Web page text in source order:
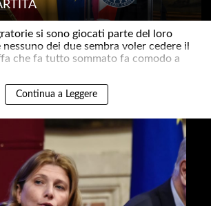
si sono giocati parte del loro
dei due sembra voler cedere il
che fa tutto sommato fa comodo a
Continua a Leggere